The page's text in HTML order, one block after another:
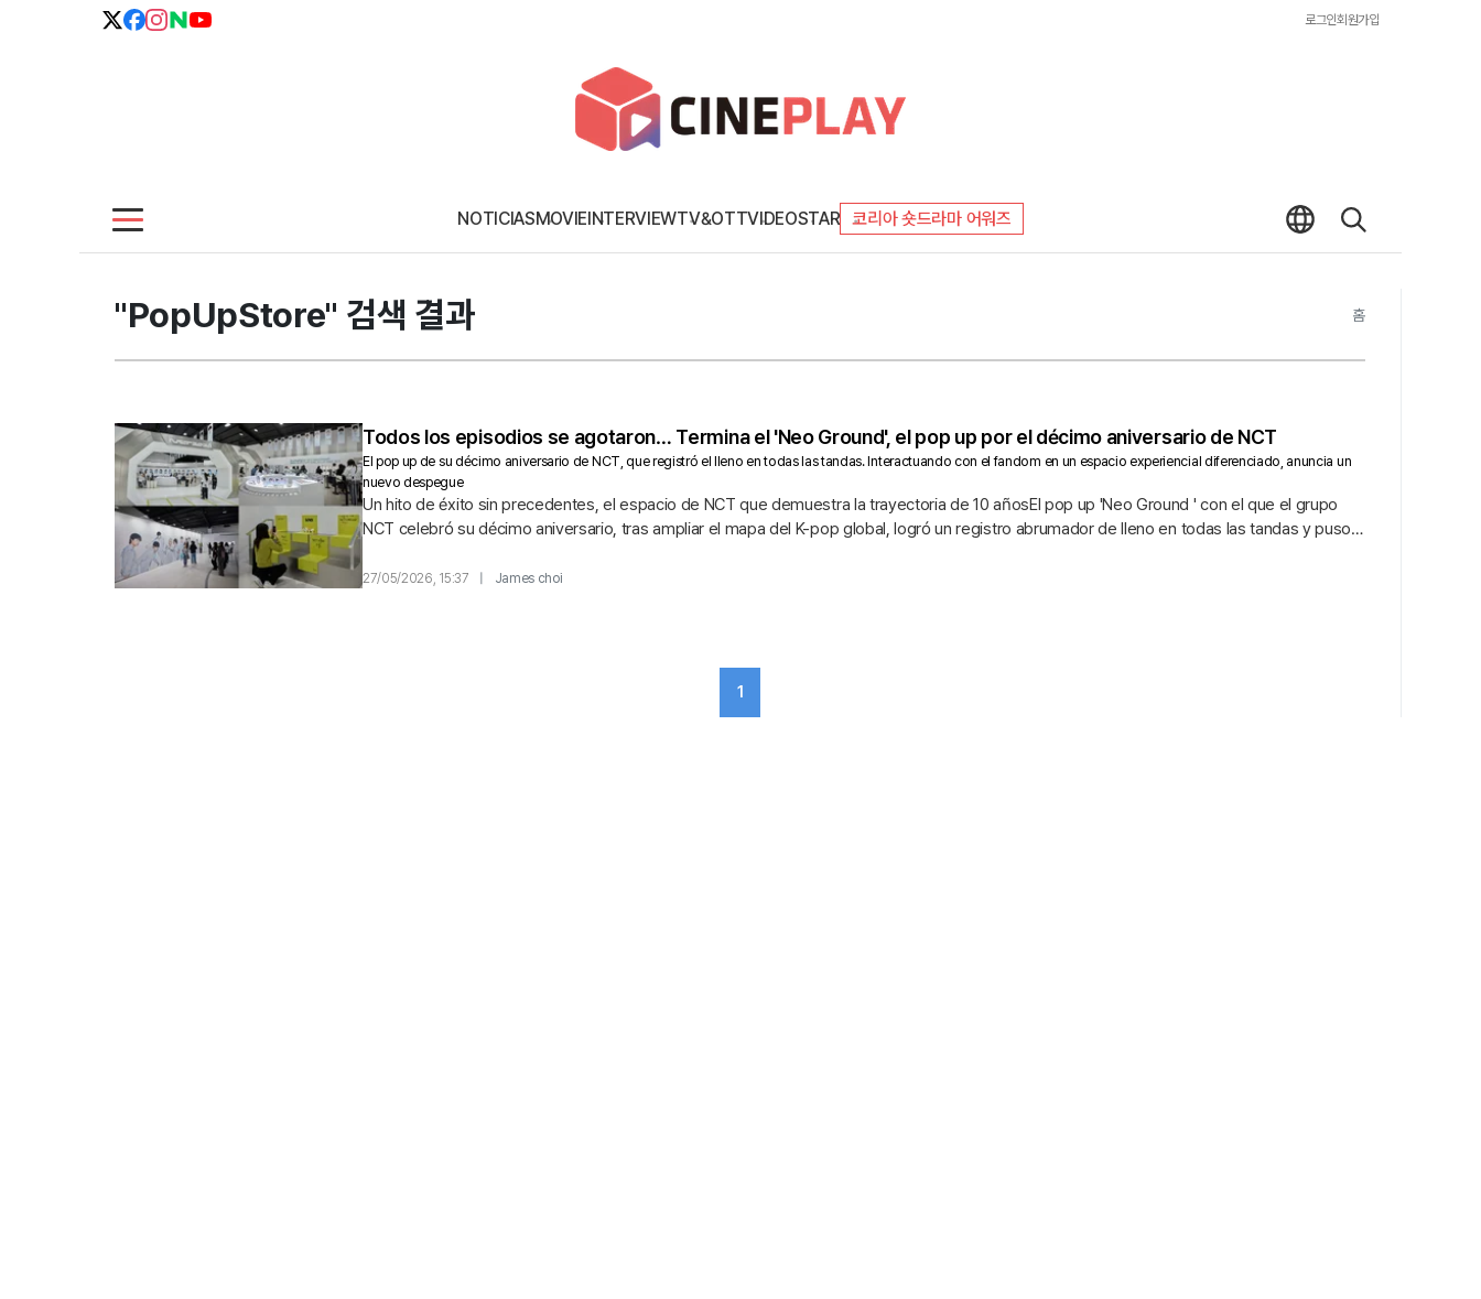
로그인회원가입
NOTICIASMOVIEINTERVIEWTV&OTTVIDEOSTAR 코리아 숏드라마 어워즈
"PopUpStore" 검색 결과 홈
Todos los episodios se agotaron… Termina el 'Neo Ground', el pop up por el décimo aniversario de NCT
El pop up de su décimo aniversario de NCT, que registró el lleno en todas las tandas. Interactuando con el fandom en un espacio experiencial diferenciado, anuncia un
nuevo despegue
Un hito de éxito sin precedentes, el espacio de NCT que demuestra la trayectoria de 10 añosEl pop up 'Neo Ground ' con el que el grupo
NCT celebró su décimo aniversario, tras ampliar el mapa del K-pop global, logró un registro abrumador de lleno en todas las tandas y puso
27/05/2026, 15:37 James choi
1